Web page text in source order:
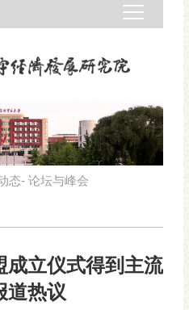
态- 论坛与峰会
成立仪式得到主流
道热议